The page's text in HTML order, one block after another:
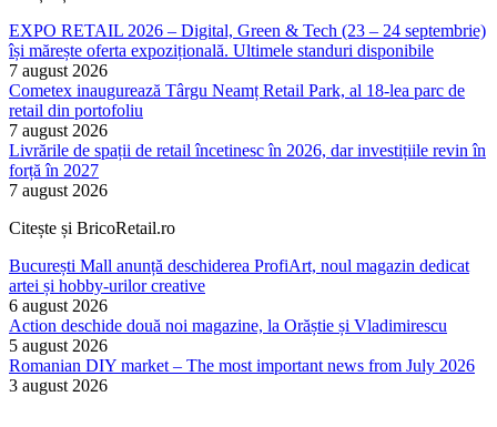
EXPO RETAIL 2026 – Digital, Green & Tech (23 – 24 septembrie)
își mărește oferta expozițională. Ultimele standuri disponibile
7 august 2026
Cometex inaugurează Târgu Neamț Retail Park, al 18-lea parc de
retail din portofoliu
7 august 2026
Livrările de spații de retail încetinesc în 2026, dar investițiile revin în
forță în 2027
7 august 2026
Citește și BricoRetail.ro
București Mall anunță deschiderea ProfiArt, noul magazin dedicat
artei și hobby-urilor creative
6 august 2026
Action deschide două noi magazine, la Orăștie și Vladimirescu
5 august 2026
Romanian DIY market – The most important news from July 2026
3 august 2026